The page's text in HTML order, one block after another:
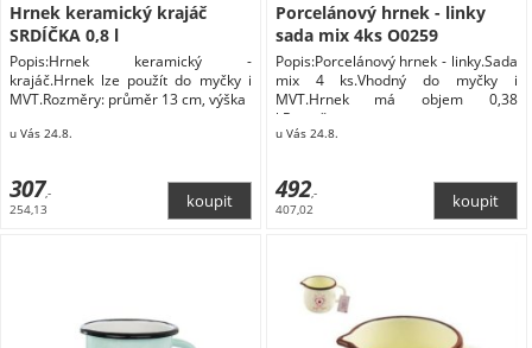
Hrnek keramický krajáč
SRDÍČKA 0,8 l
Popis:Hrnek keramický -
krajáč.Hrnek lze použít do myčky i
MVT.Rozměry: průměr 13 cm, výška
u Vás 24.8.
307,-
254,13
Porcelánový hrnek - linky
sada mix 4ks O0259
Popis:Porcelánový hrnek - linky.Sada
mix 4 ks.Vhodný do myčky i
MVT.Hrnek má objem 0,38
l.Rozměry:
u Vás 24.8.
492,-
407,02